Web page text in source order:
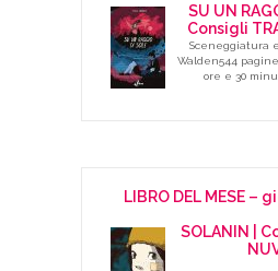
SU UN
Consigli
Sceneggiatura
Walden544
ore e 30
LIBRO DEL MESE –
SOLANIN |